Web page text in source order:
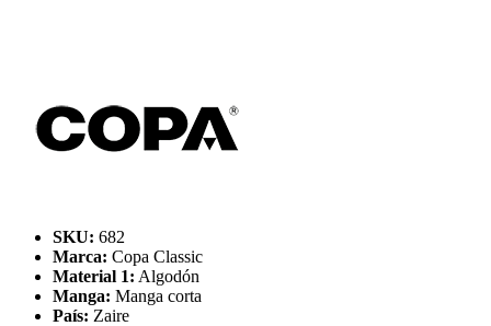
SKU: 682
Marca: Copa Classic
Material 1: Algodón
Manga: Manga corta
País: Zaire